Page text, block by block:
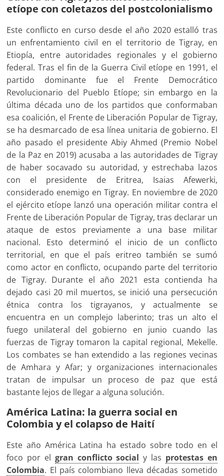
etíope con coletazos del postcolonialismo
Este conflicto en curso desde el año 2020 estalló tras
un enfrentamiento civil en el territorio de Tigray, en
Etiopía, entre autoridades regionales y el gobierno
federal. Tras el fin de la Guerra Civil etíope en 1991, el
partido dominante fue el Frente Democrático
Revolucionario del Pueblo Etíope; sin embargo en la
última década uno de los partidos que conformaban
esa coalición, el Frente de Liberación Popular de Tigray,
se ha desmarcado de esa línea unitaria de gobierno. El
año pasado el presidente Abiy Ahmed (Premio Nobel
de la Paz en 2019) acusaba a las autoridades de Tigray
de haber socavado su autoridad, y estrechaba lazos
con el presidente de Eritrea, Isaias Afewerki,
considerado enemigo en Tigray. En noviembre de 2020
el ejército etíope lanzó una operación militar contra el
Frente de Liberación Popular de Tigray, tras declarar un
ataque de estos previamente a una base militar
nacional. Esto determinó el inicio de un conflicto
territorial, en que el país eritreo también se sumó
como actor en conflicto, ocupando parte del territorio
de Tigray. Durante el año 2021 esta contienda ha
dejado casi 20 mil muertos, se inició una persecución
étnica contra los tigrayanos, y actualmente se
encuentra en un complejo laberinto; tras un alto el
fuego unilateral del gobierno en junio cuando las
fuerzas de Tigray tomaron la capital regional, Mekelle.
Los combates se han extendido a las regiones vecinas
de Amhara y Afar; y organizaciones internacionales
tratan de impulsar un proceso de paz que está
bastante lejos de llegar a alguna solución.
América Latina: la guerra social en
Colombia y el colapso de Haití
Este año América Latina ha estado sobre todo en el
foco por el gran conflicto social y las protestas en
Colombia. El país colombiano lleva décadas sometido